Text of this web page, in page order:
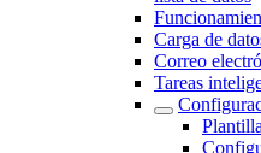
Carga de
Correo
Tareas